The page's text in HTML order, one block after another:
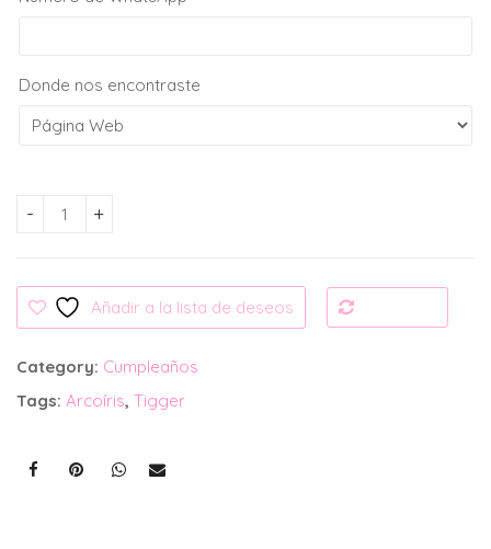
Donde nos encontraste
Invitación Digital: Tigger Arcoíris cantidad
Añadir a la lista de deseos
Category: Cumpleaños
Tags: Arcoíris, Tigger